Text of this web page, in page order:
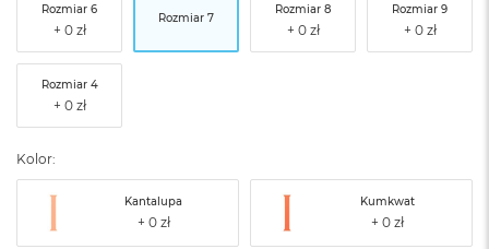
Rozmiar 6
Rozmiar 7
Rozmiar 8 Rozmiar 9
Rozmiar 4
Kolor:
Kantalupa Kumkwat